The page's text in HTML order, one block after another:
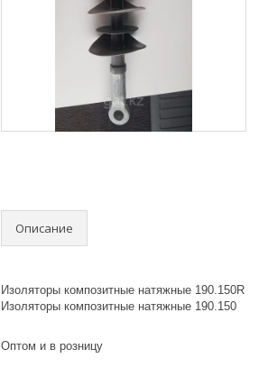
Описание
Изоляторы композитные натяжные 190.150R
Изоляторы композитные натяжные 190.150
Оптом и в розницу